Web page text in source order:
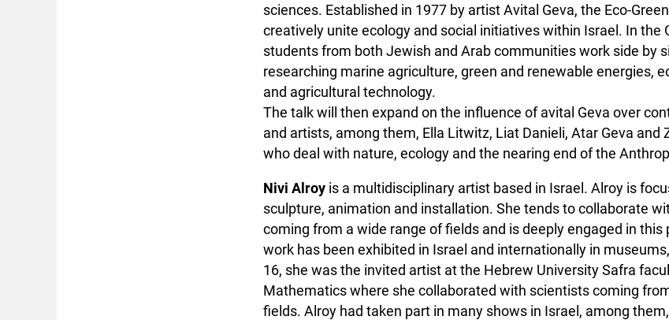
sciences. Established in 1977 by artist Avital Geva, the Eco-
creatively unite ecology and social initiatives within Israel. In the
students from both Jewish and Arab communities work side by
researching marine agriculture, green and renewable energies,
and agricultural technology.
The talk will then expand on the influence of avital Geva over
and artists, among them, Ella Litwitz, Liat Danieli, Atar Geva and
who deal with nature, ecology and the nearing end of the
Nivi Alroyis a multidisciplinary artist based in Israel. Alroy is
sculpture, animation and installation. She tends to collaborate
coming from a wide range of fields and is deeply engaged in this
work has been exhibited in Israel and internationally in
16, she was the invited artist at the Hebrew University Safra
Mathematics where she collaborated with scientists coming
fields. Alroy had taken part in many shows in Israel, among